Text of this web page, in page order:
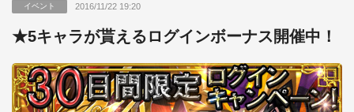
イベント 2016/11/22 19:20
★5キャラが貰えるログインボーナス開催中！